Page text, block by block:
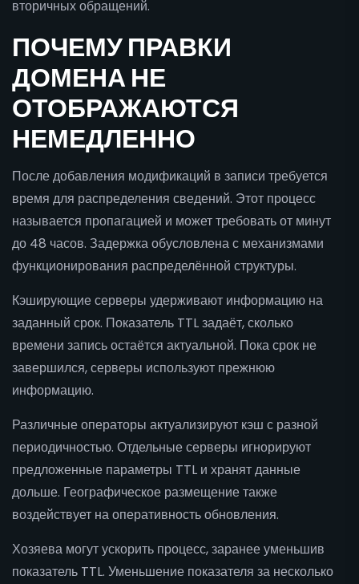
вторичных обращений.
ПОЧЕМУ ПРАВКИ
ДОМЕНА НЕ
ОТОБРАЖАЮТСЯ
НЕМЕДЛЕННО
После добавления модификаций в записи требуется
время для распределения сведений. Этот процесс
называется пропагацией и может требовать от минут
до 48 часов. Задержка обусловлена с механизмами
функционирования распределённой структуры.
Кэширующие серверы удерживают информацию на
заданный срок. Показатель TTL задаёт, сколько
времени запись остаётся актуальной. Пока срок не
завершился, серверы используют прежнюю
информацию.
Различные операторы актуализируют кэш с разной
периодичностью. Отдельные серверы игнорируют
предложенные параметры TTL и хранят данные
дольше. Географическое размещение также
воздействует на оперативность обновления.
Хозяева могут ускорить процесс, заранее уменьшив
показатель TTL. Уменьшение показателя за несколько